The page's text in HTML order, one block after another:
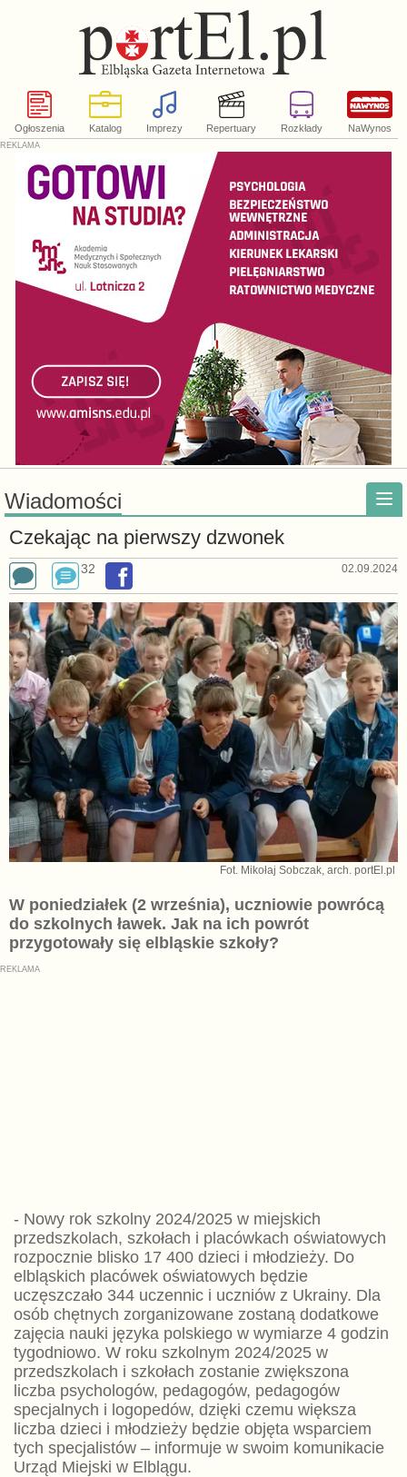
Ogłoszenia Katalog Imprezy Repertuary Rozkłady NaWynos
Wiadomości
Czekając na pierwszy dzwonek
32 02.09.2024
Fot. Mikołaj Sobczak, arch. portEl.pl
W poniedziałek (2 września), uczniowie powrócą
do szkolnych ławek. Jak na ich powrót
przygotowały się elbląskie szkoły?
- Nowy rok szkolny 2024/2025 w miejskich
przedszkolach, szkołach i placówkach oświatowych
rozpocznie blisko 17 400 dzieci i młodzieży. Do
elbląskich placówek oświatowych będzie
uczęszczało 344 uczennic i uczniów z Ukrainy. Dla
osób chętnych zorganizowane zostaną dodatkowe
zajęcia nauki języka polskiego w wymiarze 4 godzin
tygodniowo. W roku szkolnym 2024/2025 w
przedszkolach i szkołach zostanie zwiększona
liczba psychologów, pedagogów, pedagogów
specjalnych i logopedów, dzięki czemu większa
liczba dzieci i młodzieży będzie objęta wsparciem
tych specjalistów – informuje w swoim komunikacie
Urząd Miejski w Elblągu.